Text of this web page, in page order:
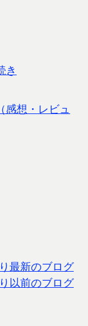
き
感想・レビュ
最新のブログ
以前のブログ